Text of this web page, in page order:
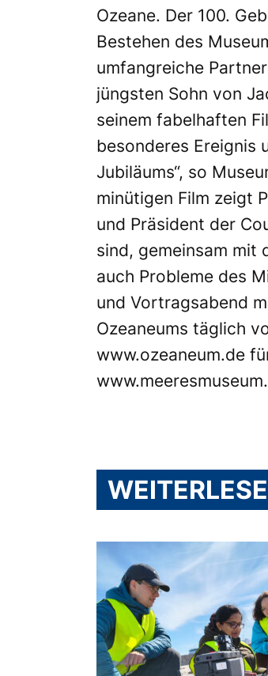
Ozeane. Der 100.
Bestehen des
umfangreiche
jüngsten Sohn von
seinem fabelhaften
besonderes Ereignis
Jubiläums“, so
minütigen Film zeigt
und Präsident der
sind, gemeinsam mit
auch Probleme des
und Vortragsabend
Ozeaneums täglich
www.ozeaneum.de